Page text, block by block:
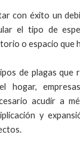
con éxito un
el tipo de
o espacio que
de plagas que
hogar,
acudir a
y